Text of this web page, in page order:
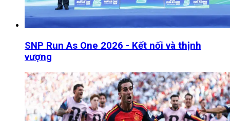
SNP Run As One 2026 - Kết nối và thịnh
vượng